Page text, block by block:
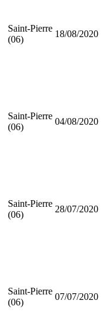
Saint-Pierre
(06)
18/08/2020
Saint-Pierre
(06)
04/08/2020
Saint-Pierre
(06)
28/07/2020
Saint-Pierre
(06)
07/07/2020